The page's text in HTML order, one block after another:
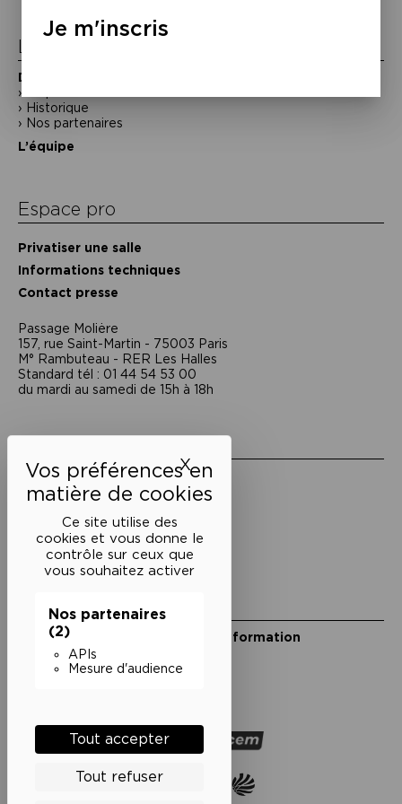
Ce site utilise des
cookies et vous donne le
contrôle sur ceux que
vous souhaitez activer
Nos partenaires
(2)
APIs
Mesure d'audience
Tout accepter
Tout refuser
XMasquer le bandeau des
La Maison de la Poésie
Découvrir
Historique
Nos partenaires
L’équipe
Espace pro
Privatiser une salle
Informations techniques
Contact presse
Passage Moliėre
157, rue Saint-Martin - 75003 Paris
M° Rambuteau - RER Les Halles
Standard tél : 01 44 54 53 00
du mardi au samedi de 15h à 18h
Mentions légales
Politique de confidentialité
Conditions générales de vente
Cookies
Restons en lien
Inscrivez-vous à notre lettre d’information
Suivez-nous sur les réseaux
Je m'inscris